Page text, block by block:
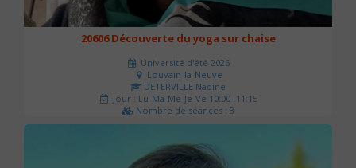
20606 Découverte du yoga sur chaise
Université d'été 2026
Louvain-la-Neuve
DETERVILLE Nadine
Jour : Lu-Ma-Me-Je-Ve 10:00- 11:15
Nombre de séances : 3
30 €